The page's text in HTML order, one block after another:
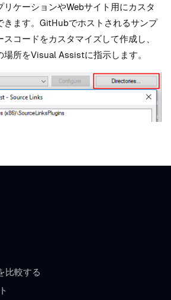
ケーションやWebサイト用にカスタ
きます。GitHubでホストされるサンプ
コードをカスタマイズして作成し、
所をVisual Assistに指示します。
比較する